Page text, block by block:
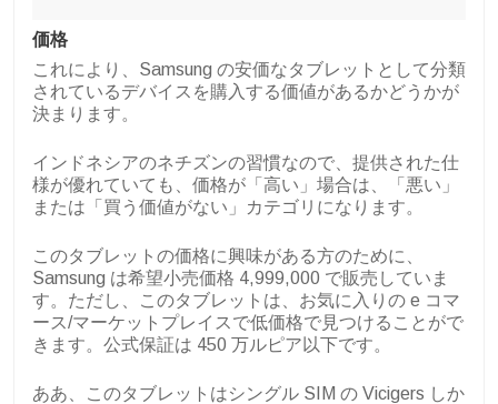
価格
これにより、Samsung の安価なタブレットとして分類
されているデバイスを購入する価値があるかどうかが
決まります。
インドネシアのネチズンの習慣なので、提供された仕
様が優れていても、価格が「高い」場合は、「悪い」
または「買う価値がない」カテゴリになります。
このタブレットの価格に興味がある方のために、
Samsung は希望小売価格 4,999,000 で販売していま
す。ただし、このタブレットは、お気に入りの e コマ
ース/マーケットプレイスで低価格で見つけることがで
きます。公式保証は 450 万ルピア以下です。
ああ、このタブレットはシングル SIM の Vicigers しか